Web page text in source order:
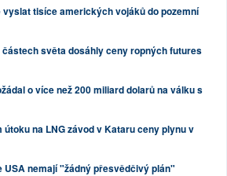
vyslat tisíce amerických vojáků do pozemní
světa dosáhly ceny ropných futures
o více než 200 miliard dolarů na válku s
útoku na LNG závod v Kataru ceny plynu v
USA nemají "žádný přesvědčivý plán"